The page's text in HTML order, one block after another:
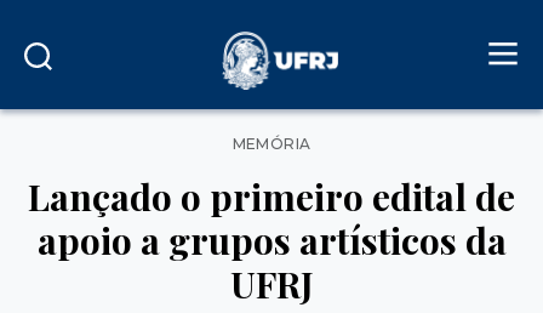
Categorias
MEMÓRIA
Lançado o primeiro edital de
apoio a grupos artísticos da
UFRJ